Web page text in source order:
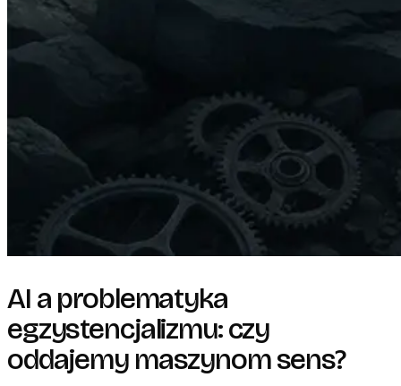
AI a problematyka
egzystencjalizmu: czy
oddajemy maszynom sens?